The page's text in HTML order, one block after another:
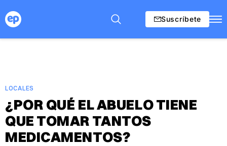
Suscríbete
LOCALES
¿POR QUÉ EL ABUELO TIENE
QUE TOMAR TANTOS
MEDICAMENTOS?